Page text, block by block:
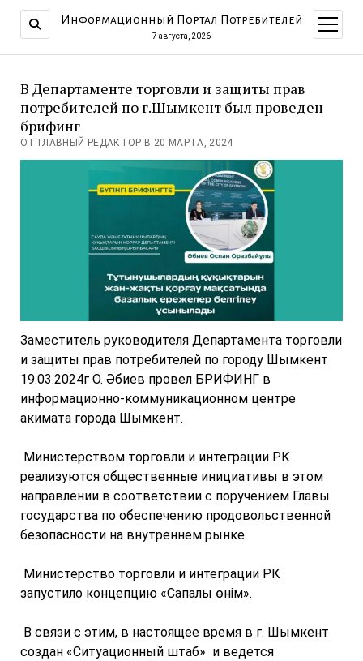
Информационный Портал Потребителей
7 августа, 2026
меню
В Департаменте торговли и защиты прав
потребителей по г.Шымкент был проведен
брифинг
ОТ ГЛАВНЫЙ РЕДАКТОР В 20 МАРТА, 2024
Заместитель руководителя Департамента торговли
и защиты прав потребителей по городу Шымкент
19.03.2024г О. Әбиев провел БРИФИНГ в
информационно-коммуникационном центре
акимата города Шымкент.
Министерством торговли и интеграции РК
реализуются общественные инициативы в этом
направлении в соответствии с поручением Главы
государства по обеспечению продовольственной
безопасности на внутреннем рынке.
Министерство торговли и интеграции РК
запустило концепцию «Сапалы өнім».
В связи с этим, в настоящее время в г. Шымкент
создан «Ситуационный штаб» и ведется